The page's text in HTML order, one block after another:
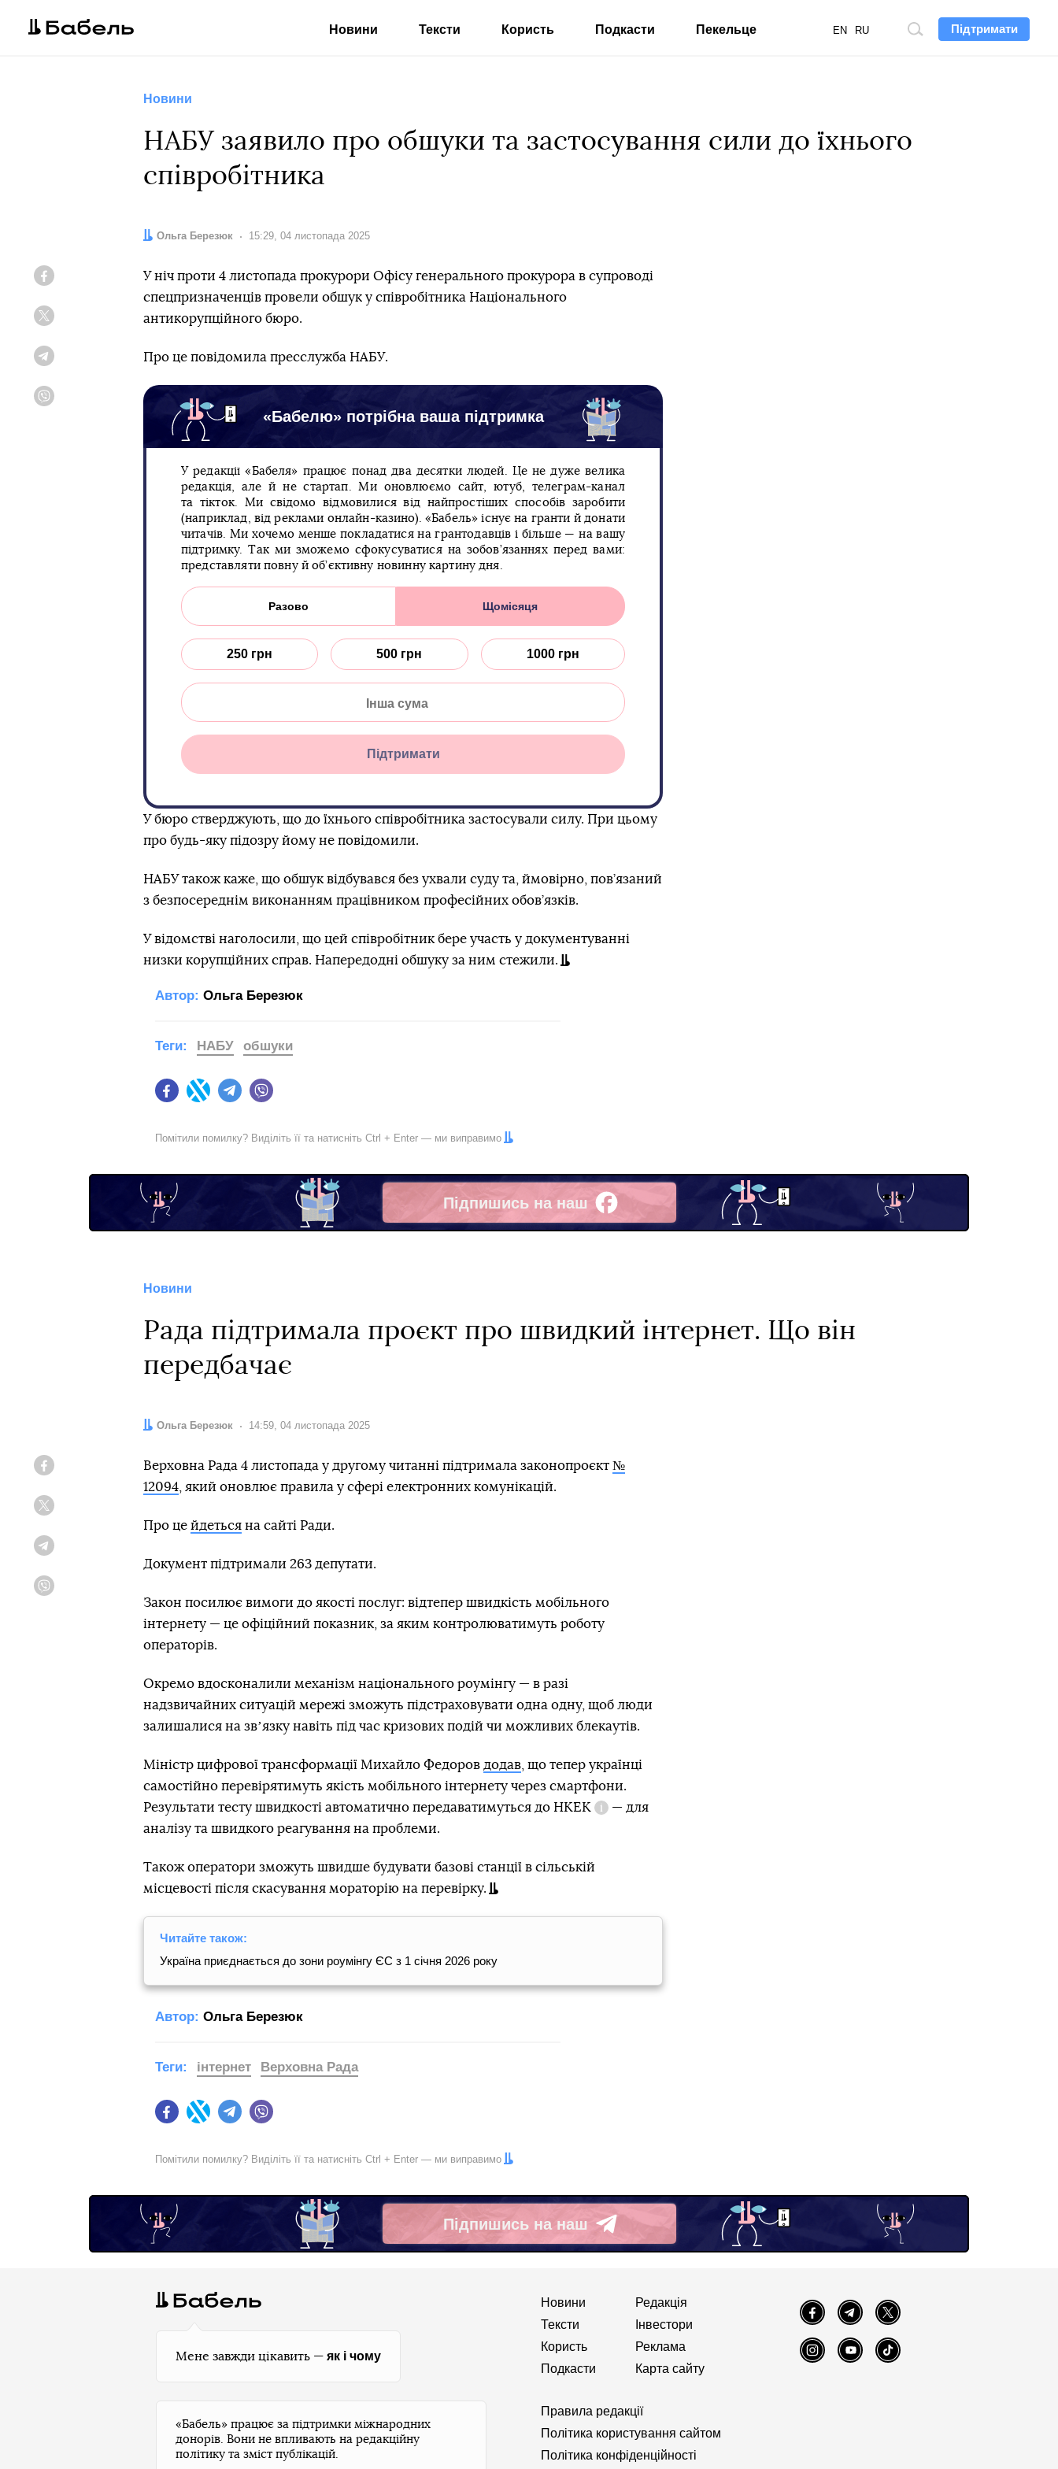
Підтримати
Пошук
EN RU
Новини Тексти Користь Подкасти Пекельце
Новини
НАБУ заявило про обшуки та застосування сили до їхнього
співробітника
Автор:
Ольга Березюк Дата:
15:29, 04 листопада 2025
У ніч проти 4 листопада прокурори Офісу генерального прокурора в супроводі
спецпризначенців провели обшук у співробітника Національного
антикорупційного бюро.
Про це повідомила пресслужба НАБУ.
«Бабелю» потрібна ваша підтримка
У редакції «Бабеля» працює понад два десятки людей. Це не дуже велика
редакція, але й не стартап. Ми оновлюємо сайт, ютуб, телеграм-канал
та тікток. Ми свідомо відмовилися від найпростіших способів заробити
(наприклад, від реклами онлайн-казино). «Бабель» існує на гранти й донати
читачів. Ми хочемо менше покладатися на грантодавців і більше — на вашу
підтримку. Так ми зможемо сфокусуватися на зобов’язаннях перед вами:
представляти повну й об’єктивну новинну картину дня.
Разово Щомісяця
250 грн 500 грн 1000 грн
Підтримати
У бюро стверджують, що до їхнього співробітника застосували силу. При цьому
про будь-яку підозру йому не повідомили.
НАБУ також каже, що обшук відбувався без ухвали суду та, ймовірно, пов’язаний
з безпосереднім виконанням працівником професійних обов’язків.
У відомстві наголосили, що цей співробітник бере участь у документуванні
низки корупційних справ. Напередодні обшуку за ним стежили.
Автор: Ольга Березюк
FacebookTwitter Telegram
Теги: НАБУ обшуки
Помітили помилку? Виділіть її та натисніть Ctrl + Enter — ми виправимо
Підпишись на наш
Facebook
Новини
Рада підтримала проєкт про швидкий інтернет. Що він
передбачає
Автор:
Ольга Березюк Дата:
14:59, 04 листопада 2025
Верховна Рада 4 листопада у другому читанні підтримала законопроєкт №
12094 , який оновлює правила у сфері електронних комунікацій.
Про це йдеться на сайті Ради.
Документ підтримали 263 депутати.
Закон посилює вимоги до якості послуг: відтепер швидкість мобільного
інтернету — це офіційний показник, за яким контролюватимуть роботу
операторів.
Окремо вдосконалили механізм національного роумінгу — в разі
надзвичайних ситуацій мережі зможуть підстраховувати одна одну, щоб люди
залишалися на звʼязку навіть під час кризових подій чи можливих блекаутів.
Міністр цифрової трансформації Михайло Федоров додав , що тепер українці
самостійно перевірятимуть якість мобільного інтернету через смартфони.
Результати тесту швидкості автоматично передаватимуться до НКЕК
Довідка
— для
аналізу та швидкого реагування на проблеми.
Також оператори зможуть швидше будувати базові станції в сільській
місцевості після скасування мораторію на перевірку.
Читайте також:
Україна приєднається до зони роумінгу ЄС з 1 січня 2026 року
Автор: Ольга Березюк
FacebookTwitter Telegram
Теги: інтернет Верховна Рада
Помітили помилку? Виділіть її та натисніть Ctrl + Enter — ми виправимо
Підпишись на наш
Telegram
Мене завжди цікавить — як і чому
Новини
Тексти
Користь
Подкасти
Редакція
Інвестори
Реклама
Карта сайту
FacebookTelegram Twitter
InstagramYouTube TikTok
Правила редакції
Політика користування сайтом
Політика конфіденційності
«Бабель» працює за підтримки міжнародних
донорів. Вони не впливають на редакційну
політику та зміст публікацій.